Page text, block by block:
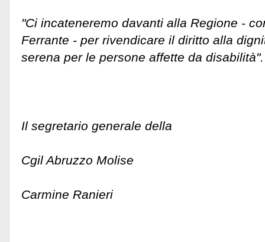
"Ci incateneremo davanti alla Regione -
Ferrante - per rivendicare il diritto alla
serena per le persone affette da disabilità".
Il segretario generale della
Cgil Abruzzo Molise
Carmine Ranieri